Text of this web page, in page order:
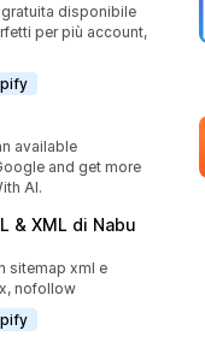
disponibile
per più account,
available
and get more
AI.
& XML di Nabu
sitemap xml e
nofollow